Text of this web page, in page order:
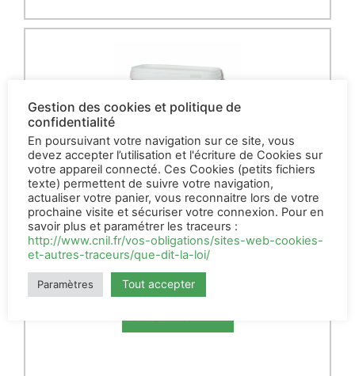
Maggot Larvicide
11kg
122,00€
Gestion des cookies et politique de
confidentialité
En poursuivant votre navigation sur ce site, vous
devez accepter l’utilisation et l'écriture de Cookies sur
votre appareil connecté. Ces Cookies (petits fichiers
texte) permettent de suivre votre navigation,
actualiser votre panier, vous reconnaitre lors de votre
prochaine visite et sécuriser votre connexion. Pour en
savoir plus et paramétrer les traceurs :
http://www.cnil.fr/vos-obligations/sites-web-cookies-
et-autres-traceurs/que-dit-la-loi/
Paramètres Tout accepter